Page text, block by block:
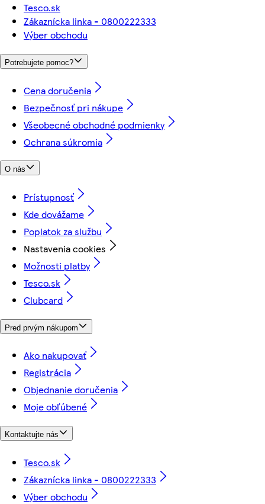
Tesco.sk
Zákaznícka linka - 0800222333
Výber obchodu
Potrebujete pomoc?
Cena doručenia
Bezpečnosť pri nákupe
Všeobecné obchodné podmienky
Ochrana súkromia
O nás
Prístupnosť
Kde dovážame
Poplatok za službu
Nastavenia cookies
Možnosti platby
Tesco.sk
Clubcard
Pred prvým nákupom
Ako nakupovať
Registrácia
Objednanie doručenia
Moje obľúbené
Kontaktujte nás
Tesco.sk
Zákaznícka linka - 0800222333
Výber obchodu